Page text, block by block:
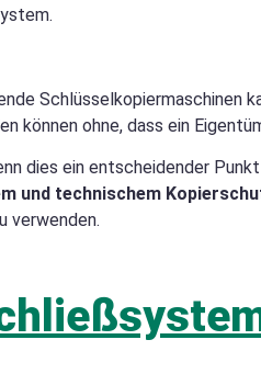
Schlüsselkopiermaschinen
können ohne, dass ein
dies ein entscheidender
und technischem
verwenden.